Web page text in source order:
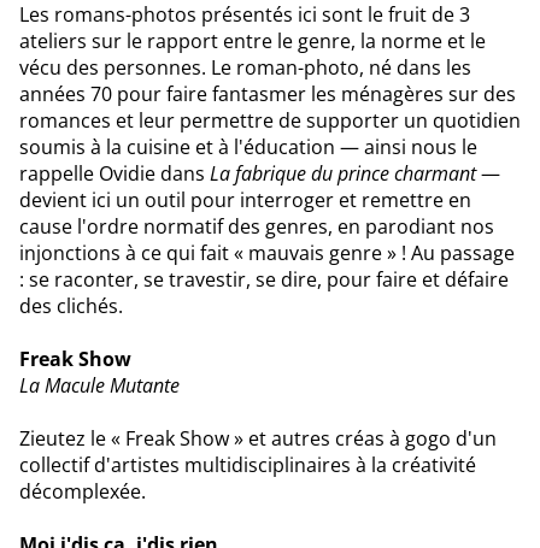
Les romans-photos présentés ici sont le fruit de 3
ateliers sur le rapport entre le genre, la norme et le
vécu des personnes. Le roman-photo, né dans les
années 70 pour faire fantasmer les ménagères sur des
romances et leur permettre de supporter un quotidien
soumis à la cuisine et à l'éducation — ainsi nous le
rappelle Ovidie dans La fabrique du prince charmant—
devient ici un outil pour interroger et remettre en
cause l'ordre normatif des genres, en parodiant nos
injonctions à ce qui fait « mauvais genre » ! Au passage
: se raconter, se travestir, se dire, pour faire et défaire
des clichés.
Freak Show
La Macule Mutante
Zieutez le « Freak Show » et autres créas à gogo d'un
collectif d'artistes multidisciplinaires à la créativité
décomplexée.